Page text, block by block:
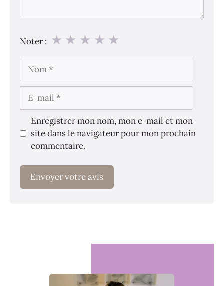
Noter : ★
★
★
★
★
Nom
E-
mail
Enregistrer mon nom, mon e-mail et mon
site dans le navigateur pour mon prochain
commentaire.